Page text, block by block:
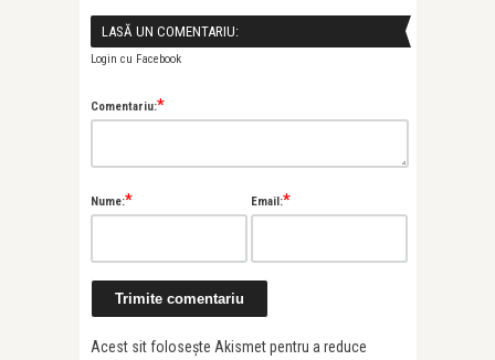
LASĂ UN COMENTARIU:
Login cu Facebook
Comentariu:*
Nume:* Email:*
Acest sit folosește Akismet pentru a reduce